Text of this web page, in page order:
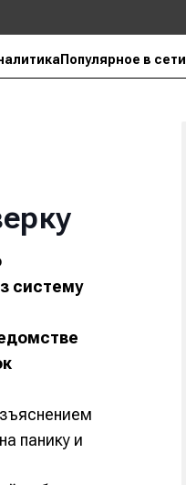
Популярное в сети
систему
панику и